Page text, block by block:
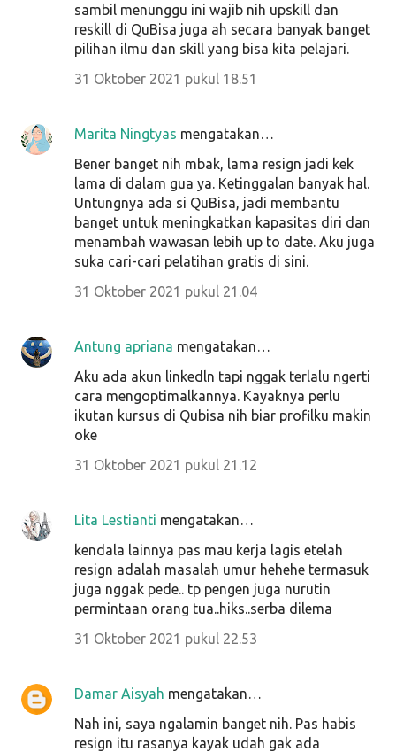
sambil menunggu ini wajib nih upskill dan
reskill di QuBisa juga ah secara banyak banget
pilihan ilmu dan skill yang bisa kita pelajari.
31 Oktober 2021 pukul 18.51
Marita Ningtyas mengatakan…
Bener banget nih mbak, lama resign jadi kek
lama di dalam gua ya. Ketinggalan banyak hal.
Untungnya ada si QuBisa, jadi membantu
banget untuk meningkatkan kapasitas diri dan
menambah wawasan lebih up to date. Aku juga
suka cari-cari pelatihan gratis di sini.
31 Oktober 2021 pukul 21.04
Antung apriana mengatakan…
Aku ada akun linkedln tapi nggak terlalu ngerti
cara mengoptimalkannya. Kayaknya perlu
ikutan kursus di Qubisa nih biar profilku makin
oke
31 Oktober 2021 pukul 21.12
Lita Lestianti mengatakan…
kendala lainnya pas mau kerja lagis etelah
resign adalah masalah umur hehehe termasuk
juga nggak pede.. tp pengen juga nurutin
permintaan orang tua..hiks..serba dilema
31 Oktober 2021 pukul 22.53
Damar Aisyah mengatakan…
Nah ini, saya ngalamin banget nih. Pas habis
resign itu rasanya kayak udah gak ada